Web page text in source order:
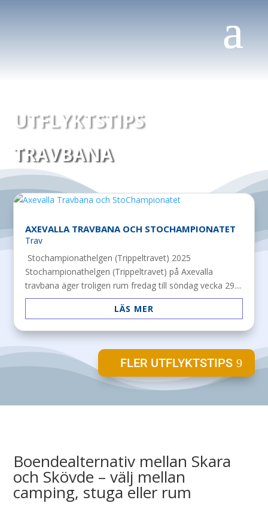
UTFLYKTSTIPS
TRAVBANA
AXEVALLA TRAVBANA OCH STOCHAMPIONATET
Trav
Stochampionathelgen (Trippeltravet) 2025
Stochampionathelgen (Trippeltravet) på Axevalla
travbana äger troligen rum fredag till söndag vecka 29....
LÄS MER
FLER UTFLYKTSTIPS
Boendealternativ mellan Skara
och Skövde – välj mellan
camping, stuga eller rum